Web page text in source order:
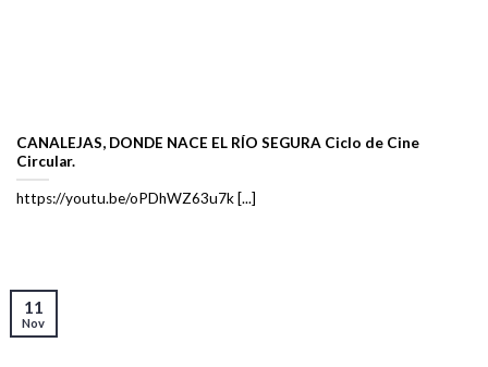
CANALEJAS, DONDE NACE EL RÍO SEGURA Ciclo de Cine
Circular.
https://youtu.be/oPDhWZ63u7k [...]
11
Nov